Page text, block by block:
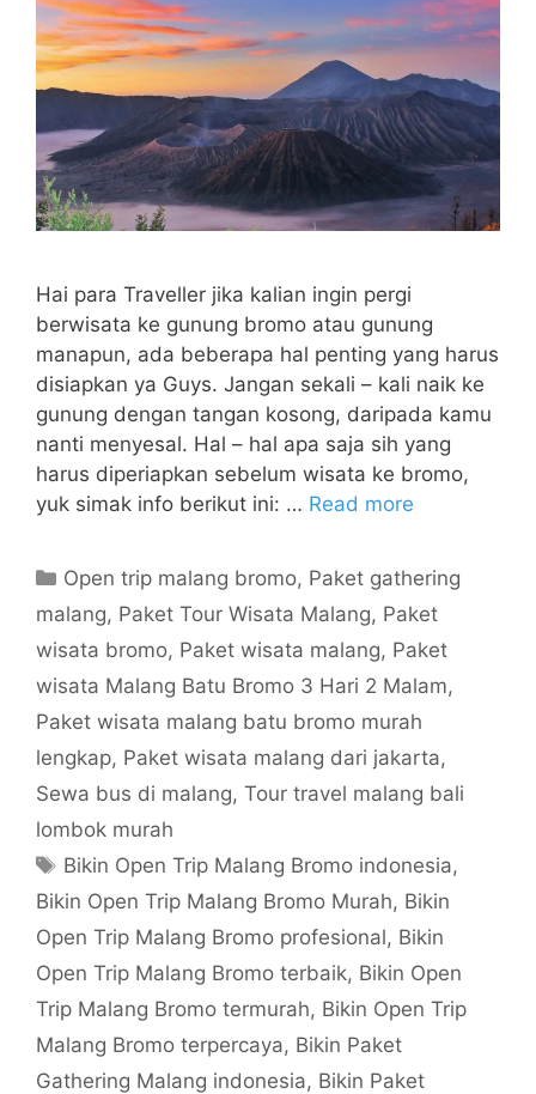
Hai para Traveller jika kalian ingin pergi
berwisata ke gunung bromo atau gunung
manapun, ada beberapa hal penting yang harus
disiapkan ya Guys. Jangan sekali – kali naik ke
gunung dengan tangan kosong, daripada kamu
nanti menyesal. Hal – hal apa saja sih yang
harus diperiapkan sebelum wisata ke bromo,
yuk simak info berikut ini: … Read more
Open trip malang bromo, Paket gathering
malang, Paket Tour Wisata Malang, Paket
wisata bromo, Paket wisata malang, Paket
wisata Malang Batu Bromo 3 Hari 2 Malam,
Paket wisata malang batu bromo murah
lengkap, Paket wisata malang dari jakarta,
Sewa bus di malang, Tour travel malang bali
lombok murah
Bikin Open Trip Malang Bromo indonesia,
Bikin Open Trip Malang Bromo Murah, Bikin
Open Trip Malang Bromo profesional, Bikin
Open Trip Malang Bromo terbaik, Bikin Open
Trip Malang Bromo termurah, Bikin Open Trip
Malang Bromo terpercaya, Bikin Paket
Gathering Malang indonesia, Bikin Paket